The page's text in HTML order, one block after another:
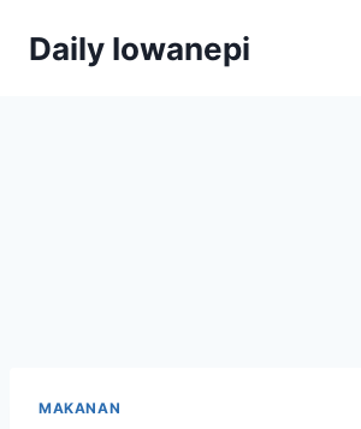
Daily Iowanepi
MAKANAN